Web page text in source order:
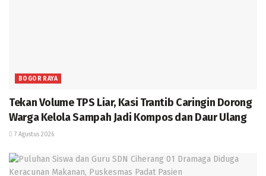
BOGOR RAYA
Tekan Volume TPS Liar, Kasi Trantib Caringin Dorong
Warga Kelola Sampah Jadi Kompos dan Daur Ulang
7 Agustus 2026